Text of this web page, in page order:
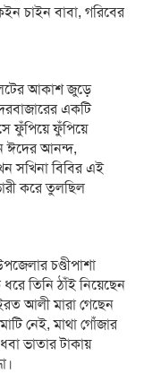
চাইন বাবা, গরিবের
আকাশ জুড়ে
একটি
ফুঁপিয়ে ফুঁপিয়ে
ঈদের আনন্দ,
সখিনা বিবির এই
করে তুলছিল
চণ্ডীপাশা
তিনি ঠাঁই নিয়েছেন
আলী মারা গেছেন
নেই, মাথা গোঁজার
ভাতার টাকায়